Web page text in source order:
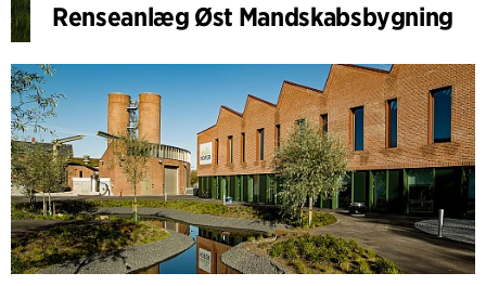
Renseanlæg Øst Mandskabsbygning